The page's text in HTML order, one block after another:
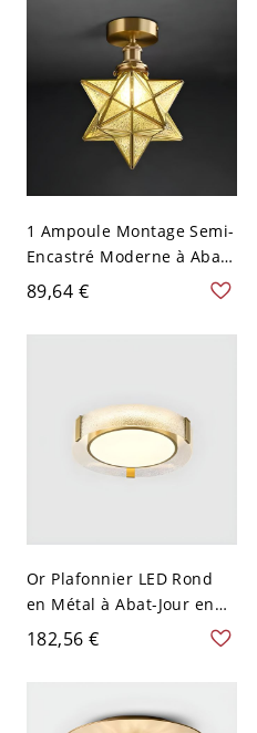
1 Ampoule Montage Semi-
Encastré Moderne à Abat-
Jour en Verre Semi-
Plafonnier Doré en Métal -
110 V-120 V 20,32 cm
89,64 €
Or Plafonnier LED Rond
en Métal à Abat-Jour en
Verre Luminaire Encastré
Moderne - 110 V-120 V
182,56 €